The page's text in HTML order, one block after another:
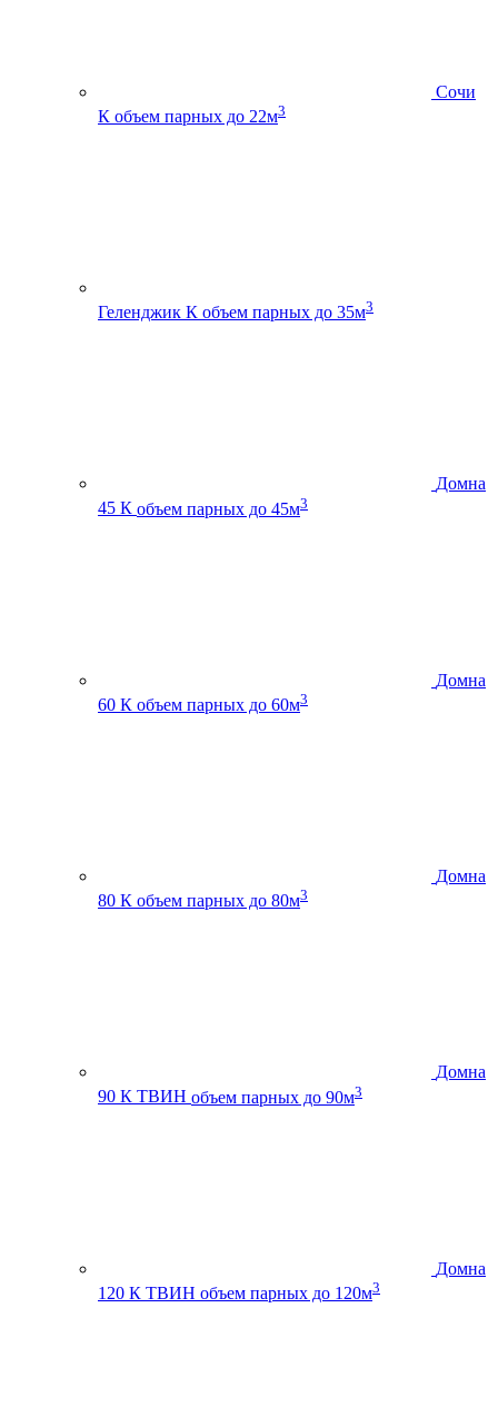
Сочи
К объем парных до 22м3
Геленджик К объем парных до 35м3
Домна
45 К объем парных до 45м3
Домна
60 К объем парных до 60м3
Домна
80 К объем парных до 80м3
Домна
90 К ТВИН объем парных до 90м3
Домна
120 К ТВИН объем парных до 120м3